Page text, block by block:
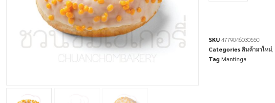
SKU4779046030550
Categoriesสินค้ามาใหม่
Tag Mantinga